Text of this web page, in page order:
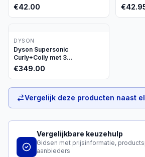
€42.00 €
DYSON
Dyson Supersonic
Curly+Coily met 3
opzetstukken
€349.00
Vergelijk deze producten naast
Vergelijkbare keuzehulp
Gidsen met prijsinformatie,
aanbieders